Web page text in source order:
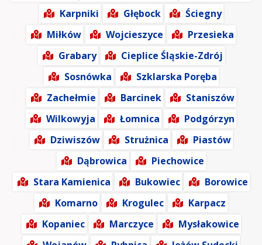
Karpniki
Głębock
Ściegny
Miłków
Wojcieszyce
Przesieka
Grabary
Cieplice Śląskie-Zdrój
Sosnówka
Szklarska Poręba
Zachełmie
Barcinek
Staniszów
Wilkowyja
Łomnica
Podgórzyn
Dziwiszów
Strużnica
Piastów
Dąbrowica
Piechowice
Stara Kamienica
Bukowiec
Borowice
Komarno
Krogulec
Karpacz
Kopaniec
Marczyce
Mysłakowice